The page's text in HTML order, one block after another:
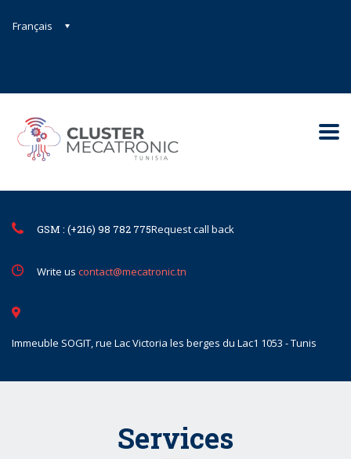
Français
GSM : (+216) 98 782 775Request call back
Write us contact@mecatronic.tn
Immeuble SOGIT, rue Lac Victoria les berges du Lac1 1053 - Tunis
Services